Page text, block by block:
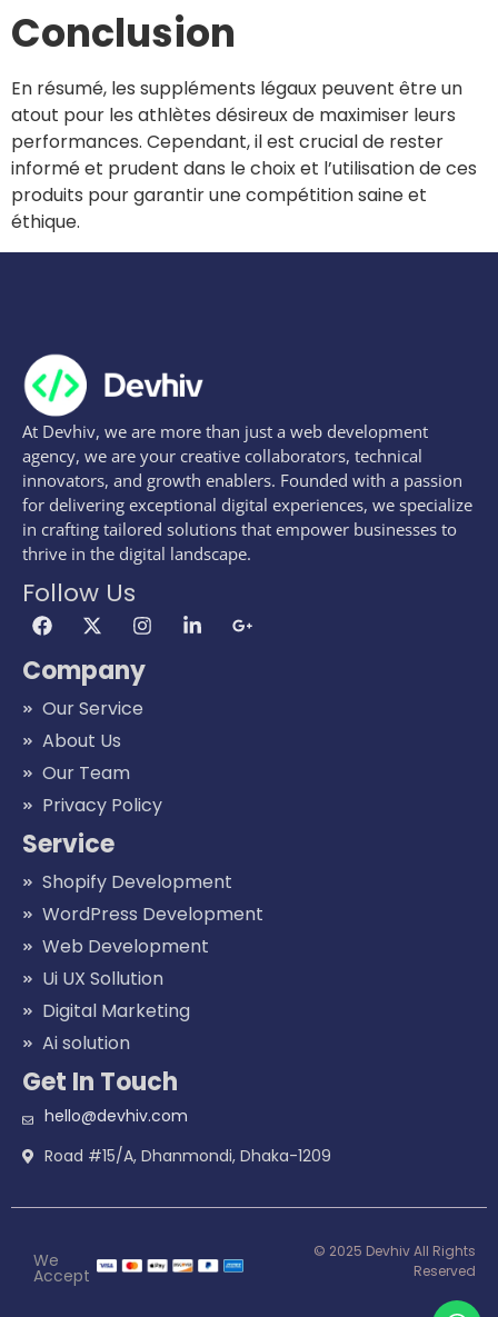
Conclusion
En résumé, les suppléments légaux peuvent être un
atout pour les athlètes désireux de maximiser leurs
performances. Cependant, il est crucial de rester
informé et prudent dans le choix et l’utilisation de ces
produits pour garantir une compétition saine et
éthique.
At Devhiv, we are more than just a web development
agency, we are your creative collaborators, technical
innovators, and growth enablers. Founded with a passion
for delivering exceptional digital experiences, we specialize
in crafting tailored solutions that empower businesses to
thrive in the digital landscape.
Follow Us
Company
Our Service
About Us
Our Team
Privacy Policy
Service
Shopify Development
WordPress Development
Web Development
Ui UX Sollution
Digital Marketing
Ai solution
Get In Touch
hello@devhiv.com
Road #15/A, Dhanmondi, Dhaka-1209
We
Accept
© 2025 Devhiv All Rights
Reserved